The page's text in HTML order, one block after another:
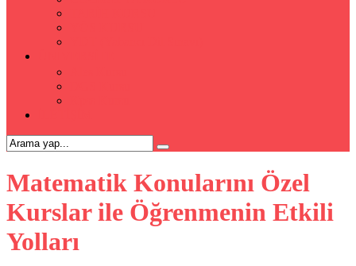
Matematik Konularını Özel
Kurslar ile Öğrenmenin Etkili
Yolları